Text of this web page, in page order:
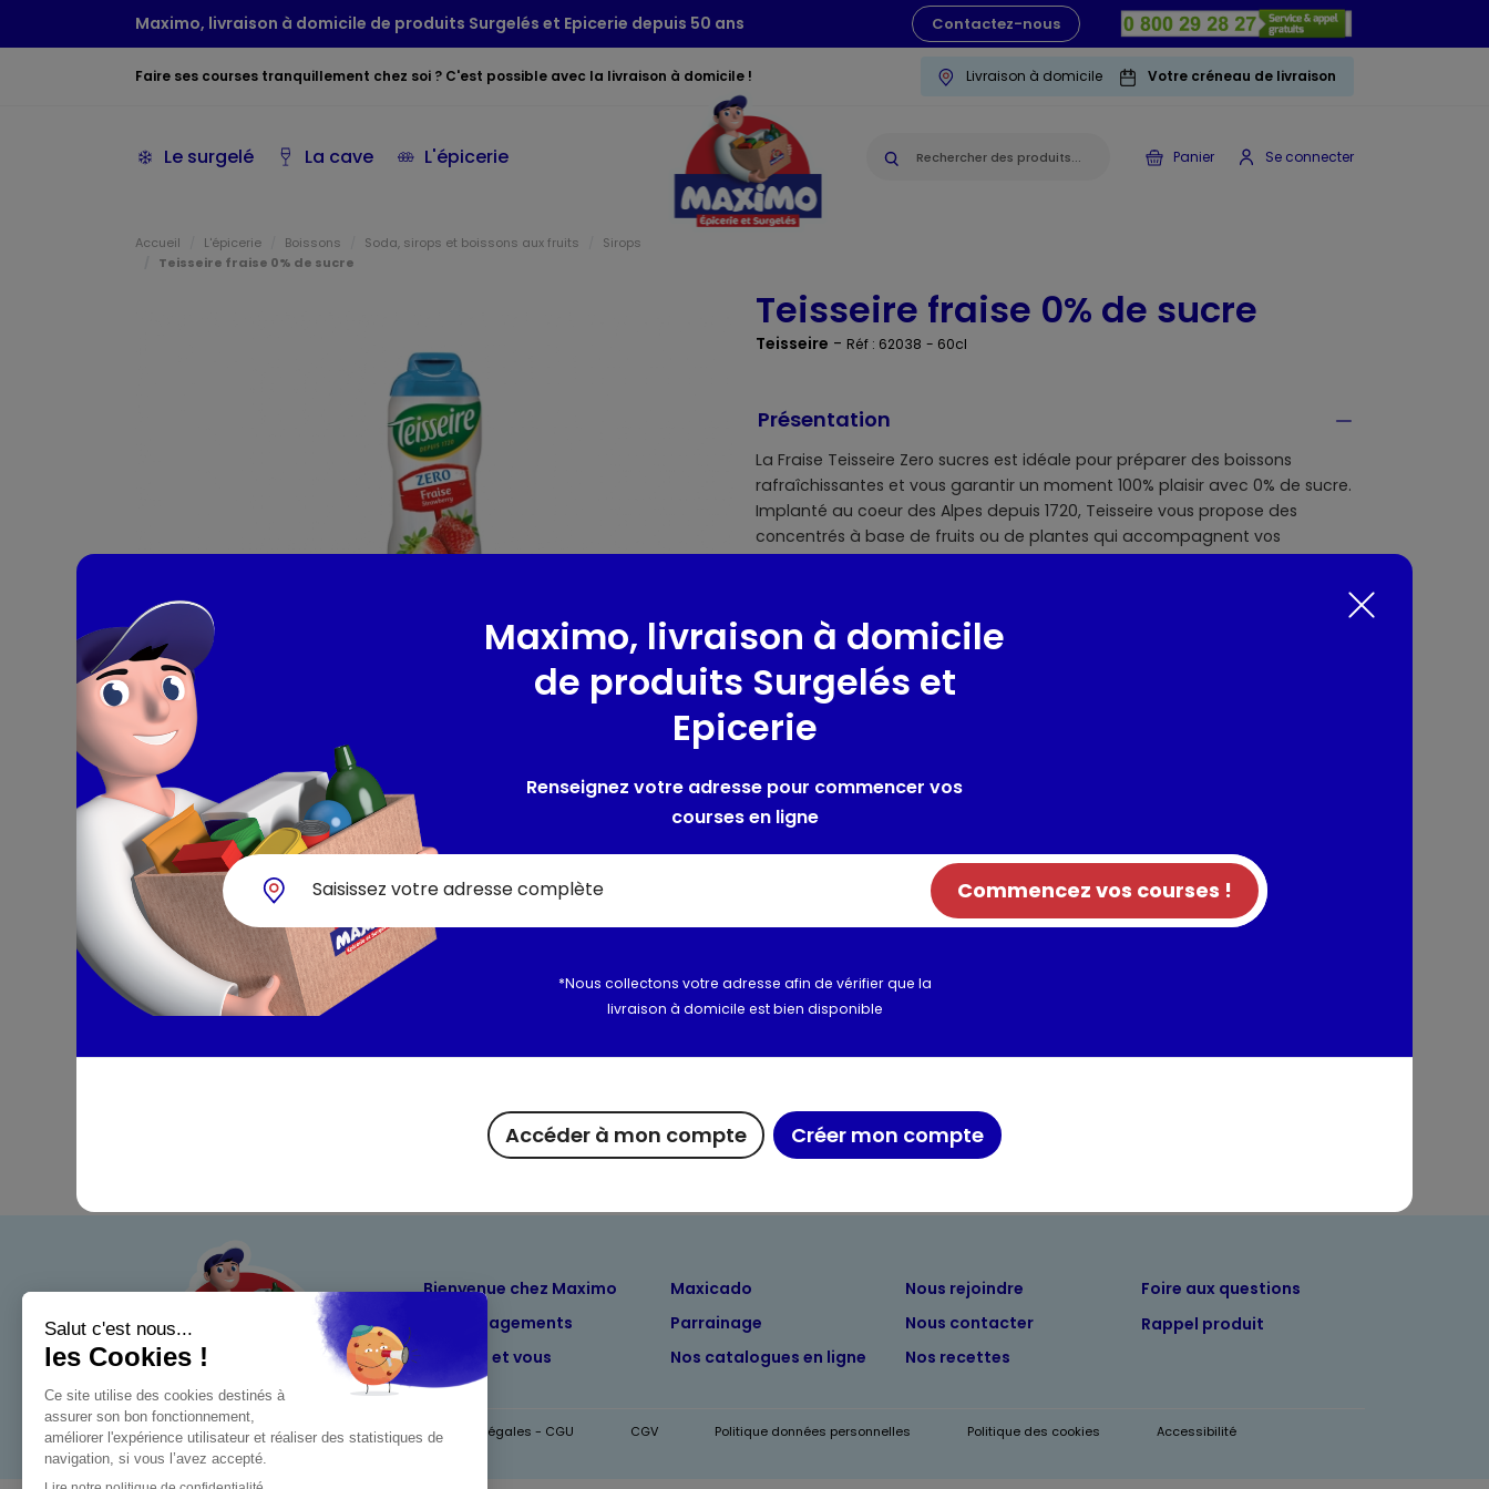
Maximo, livraison à domicile de produits Surgelés et Epicerie depuis 50 ans Contactez-nous
Faire ses courses tranquillement chez soi ? C'est possible avec la livraison à domicile ! Livraison à domicile Votre créneau de livraison
Le surgelé La cave L'épicerie Panier Se connecter
Accueil L'épicerie Boissons Soda, sirops et boissons aux fruits
Sirops
Teisseire fraise 0% de sucre
Teisseire fraise 0% de sucre
Teisseire - Réf : 62038 - 60cl
Présentation
La Fraise Teisseire Zero sucres est idéale pour préparer des boissons
rafraîchissantes et vous garantir un moment 100% plaisir avec 0% de sucre.
Implanté au coeur des Alpes depuis 1720, Teisseire vous propose des
concentrés à base de fruits ou de plantes qui accompagnent vos
moments de partage, le tout sans sucre. De l'emblématique Grenadine
calorie.
Contient des quantités négligeables de matières grasses, d'acides gras
saturés et de protéines.
Composition / Ingrédients / Allergènes
Eau, jus de fraise à base de concentré 10%, agent de charge : polydextrose,
caramel ordinaire, arômes, épaississant : gomme xanthane, édulcorants :
sucralose, acésulfame de potassium, conservateur : sorbate de potassium.
Valeurs nutritionnelles
Bienvenue chez Maximo
Nos engagements
Maximo et vous
Maxicado
Parrainage
Nos catalogues en ligne
Nous rejoindre
Nous contacter
Nos recettes
Foire aux questions
Rappel produit
Mentions légales - CGU CGV Politique données personnelles Politique des cookies Accessibilité
Maximo, livraison à domicile
de produits Surgelés et
Epicerie
Renseignez votre adresse pour commencer vos
courses en ligne
Commencez vos courses !
*Nous collectons votre adresse afin de vérifier que la
livraison à domicile est bien disponible
Accéder à mon compte Créer mon compte